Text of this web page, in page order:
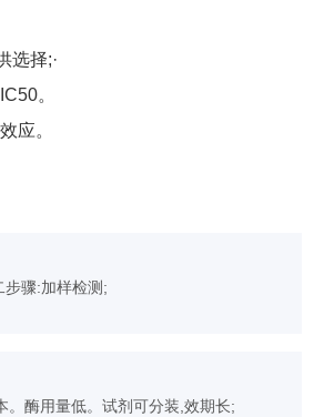
选择;·
。
应。
步骤:加样检测;
。酶用量低。试剂可分装,效期长;